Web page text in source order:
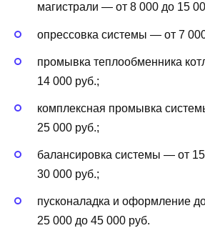
магистрали — от 8 000 до 15
опрессовка системы — от 7
промывка теплообменника
14 000 руб.;
комплексная промывка
25 000 руб.;
балансировка системы — от
30 000 руб.;
пусконаладка и оформление
25 000 до 45 000 руб.